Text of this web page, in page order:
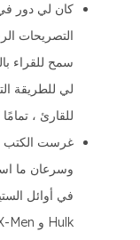
كان لي دور في
التصريحات
سمح للقراء
لي للطريقة
للقارئ ،
غرست الكتب
وسرعان ما